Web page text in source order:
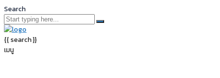
Search
{{ search }}
เมนู